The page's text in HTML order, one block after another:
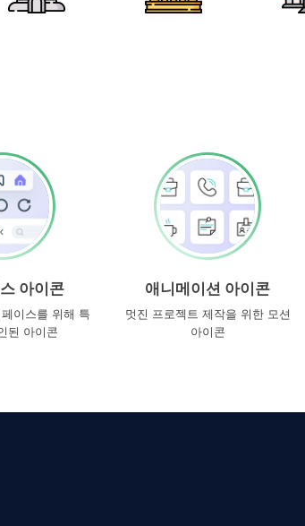
아이콘
이스를 위해 특
된 아이콘
애니메이션 아이콘
멋진 프로젝트 제작을 위한 모션
아이콘